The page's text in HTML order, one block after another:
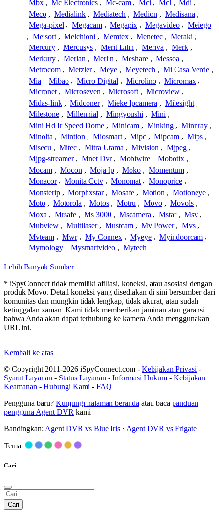
Mbx , Mc Electronics , Mc-cam , Mci , Mcl , Mdi ,
Meco , Medialink , Mediatech , Medion , Medisana ,
Mega-pixel , Megacam , Megapix , Megavideo , Meiego
, Meisort , Melchioni , Memtex , Menetec , Meraki ,
Mercury , Mercusys , Merit Lilin , Meriva , Merk ,
Merkury , Merlan , Merlin , Meshare , Messoa ,
Metrocom , Metzler , Meye , Meyetech , Mi Casa Verde ,
Mia , Mibao , Micro Digital , Microlino , Micromax ,
Micronet , Microseven , Microsoft , Microview ,
Midas-link , Midconer , Mieke Ipcamera , Milesight ,
Milestone , Millennial , Mingyoushi , Mini ,
Mini Hd Ir Speed Dome , Minicam , Minking , Minnray ,
Minolta , Mintion , Miosmart , Mipc , Mipcam , Mips ,
Misecu , Mitec , Mitra Utama , Mivision , Mjpeg ,
Mjpg-streamer , Mnet Dvr , Mobiwire , Mobotix ,
Mocam , Mocon , Moja Ip , Moko , Momentum ,
Monacor , Monita Cctv , Monomat , Monoprice ,
Monsterip , Morphxstar , Mosafe , Motion , Motioneye ,
Moto , Motorola , Motos , Motru , Movo , Movols ,
Moxa , Mrsafe , Ms 3000 , Mscamera , Mstar , Msv ,
Mubview , Multilaser , Mustcam , Mv Power , Mvs ,
Mvteam , Mwr , My Connex , Myeye , Myindoorcam ,
Mymology , Mysmartvideo , Mytech
Lebih Banyak Sumber
* iSpyConnect tidak memiliki afiliasi, koneksi, atau asosiasi dengan
produk Movo. Detail koneksi yang disediakan di sini bersumber dari
komunitas dan mungkin tidak lengkap, tidak akurat, atau sudah
ketinggalan zaman. Kami tidak memberikan jaminan atau garansi
bahwa Anda akan dapat terhubung ke kamera Anda menggunakan
URL ini.
Kembali ke atas
© Copyright 2011-2026 iSpyConnect.com - Kebijakan Privasi -
Syarat Layanan - Status Layanan - Informasi Hukum - Kebijakan
Keamanan - Hubungi Kami - FAQ
Pengguna baru? Kunjungi halaman beranda atau baca panduan
pengguna Agent DVR kami
Bandingkan: Agent DVR vs Blue Iris · Agent DVR vs Frigate
Tema:
Cari
Cari